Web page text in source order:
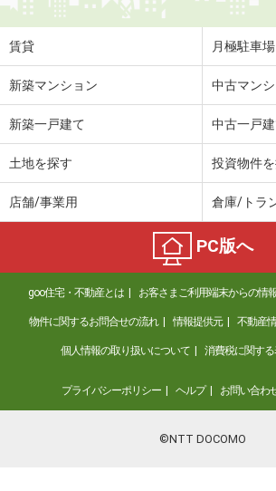
賃貸 月極駐車場
新築マンション 中古マン
新築一戸建て 中古一戸
土地を探す 投資物件
店舗/事業用 倉庫/トラ
PC版へ
goo住宅・不動産とは お客さまご利用端末からの情
物件に関するお問合せの流れ 情報提供元 不動産
個人情報の取り扱いについて 消費税に関す
プライバシーポリシー ヘルプ お問い合わ
©NTT DOCOMO